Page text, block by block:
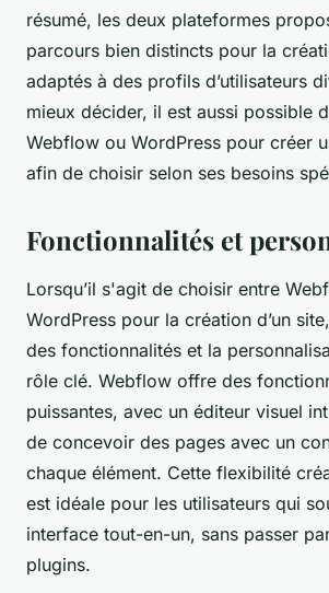
résumé, les deux plateformes
parcours bien distincts pour la
adaptés à des profils d’utilisateurs
mieux décider, il est aussi possible
Webflow ou WordPress pour créer
afin de choisir selon ses besoins
Fonctionnalités et
Lorsqu’il s'agit de choisir entre
WordPress pour la création d’un
des fonctionnalités et la
rôle clé. Webflow offre des
puissantes, avec un éditeur visuel
de concevoir des pages avec un
chaque élément. Cette flexibilité
est idéale pour les utilisateurs qui
interface tout-en-un, sans passer
plugins.